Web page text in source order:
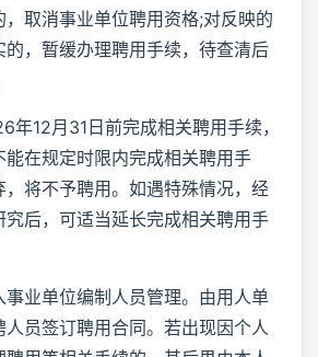
取消事业单位聘用资格;对反映的
的，暂缓办理聘用手续，待查清后
年12月31日前完成相关聘用手续，
能在规定时限内完成相关聘用手
将不予聘用。如遇特殊情况，经
后，可适当延长完成相关聘用手
业单位编制人员管理。由用人单
员签订聘用合同。若出现因个人